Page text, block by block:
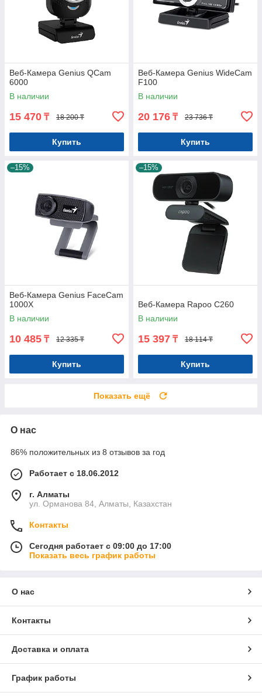
Веб-Камера Genius QCam
6000
В наличии
15 470 ₸ 18 200 ₸
Купить
Веб-Камера Genius WideCam
F100
В наличии
20 176 ₸ 23 736 ₸
Купить
–15%
Веб-Камера Genius FaceCam
1000X
В наличии
10 485 ₸ 12 335 ₸
Купить
–15%
Веб-Камера Rapoo C260
В наличии
15 397 ₸ 18 114 ₸
Купить
Показать ещё
О нас
86% положительных из 8 отзывов за год
Работает с 18.06.2012
г. Алматы
ул. Орманова 84, Алматы, Казахстан
Контакты
Сегодня работает с 09:00 до 17:00
Показать весь график работы
О нас
Контакты
Доставка и оплата
График работы